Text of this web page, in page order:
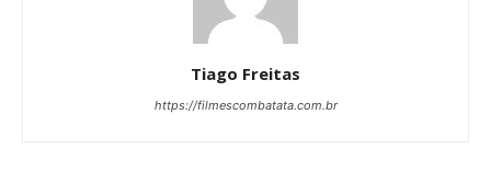
Tiago Freitas
https://filmescombatata.com.br